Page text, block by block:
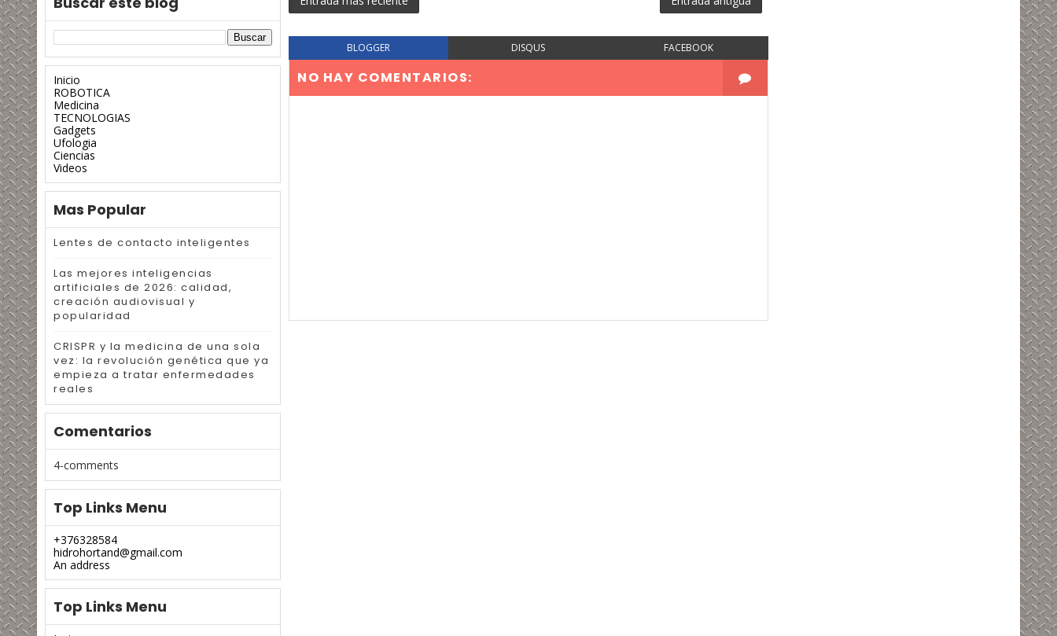
Inicio
ROBOTICA
Medicina
TECNOLOGIAS
Gadgets
Ufologia
Ciencias
Videos
Mas Popular
Lentes de contacto inteligentes
Las mejores inteligencias
artificiales de 2026: calidad,
creación audiovisual y
popularidad
CRISPR y la medicina de una sola
vez: la revolución genética que ya
empieza a tratar enfermedades
reales
Comentarios
4-comments
Top Links Menu
+376328584
hidrohortand@gmail.com
An address
Top Links Menu
BLOGGER DISQUS FACEBOOK
NO HAY COMENTARIOS: